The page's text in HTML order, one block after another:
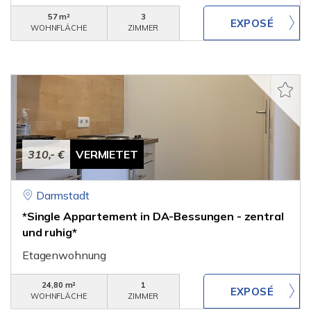
57 m²
WOHNFLÄCHE
3
ZIMMER
310,- € VERMIETET
Darmstadt
*Single Appartement in DA-Bessungen - zentral
und ruhig*
Etagenwohnung
24,80 m²
WOHNFLÄCHE
1
ZIMMER